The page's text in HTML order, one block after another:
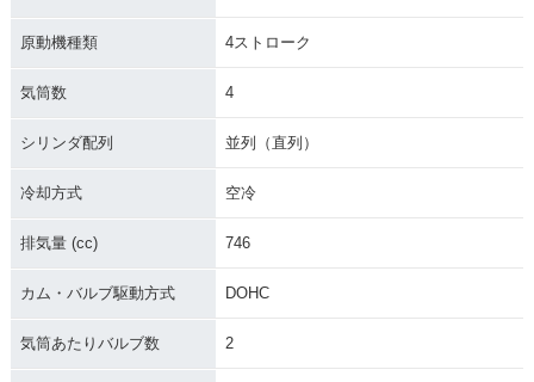
原動機種類 4ストローク
気筒数 4
シリンダ配列 並列（直列）
冷却方式 空冷
排気量 (cc) 746
カム・バルブ駆動方式 DOHC
気筒あたりバルブ数 2